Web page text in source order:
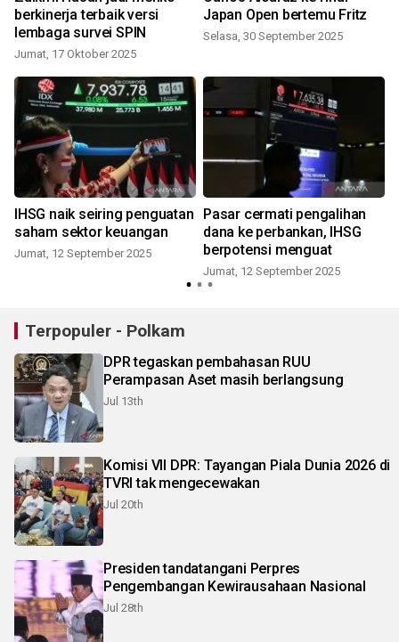
berkinerja terbaik versi
lembaga survei SPIN
Jumat, 17 Oktober 2025
Japan Open bertemu Fritz
Selasa, 30 September 2025
IHSG naik seiring penguatan
saham sektor keuangan
Jumat, 12 September 2025
Pasar cermati pengalihan
dana ke perbankan, IHSG
berpotensi menguat
Jumat, 12 September 2025
Terpopuler - Polkam
DPR tegaskan pembahasan RUU
Perampasan Aset masih berlangsung
Jul 13th
Komisi VII DPR: Tayangan Piala Dunia 2026 di
TVRI tak mengecewakan
Jul 20th
Presiden tandatangani Perpres
Pengembangan Kewirausahaan Nasional
Jul 28th